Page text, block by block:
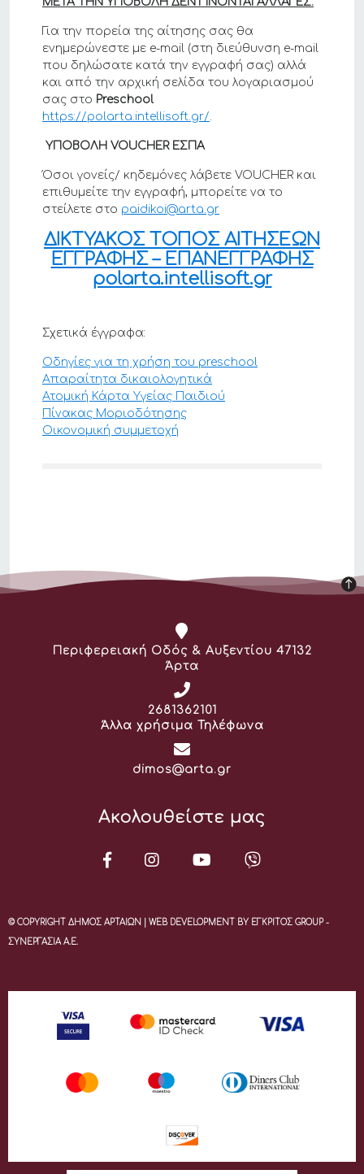
Για την πορεία της αίτησης σας θα
ενημερώνεστε με e-mail (στη διεύθυνση e-mail
που δηλώσατε κατά την εγγραφή σας) αλλά
και από την αρχική σελίδα του λογαριασμού
σας στο Preschool
https://polarta.intellisoft.gr/.
ΥΠΟΒΟΛΗ VOUCHERΕΣΠΑ
Όσοι γονείς/ κηδεμόνες λάβετε VOUCHER και
επιθυμείτε την εγγραφή, μπορείτε να το
στείλετε στο paidikoi@arta.gr
ΔΙΚΤΥΑΚΟΣ ΤΟΠΟΣ ΑΙΤΗΣΕΩΝ
ΕΓΓΡΑΦΗΣ – ΕΠΑΝΕΓΓΡΑΦΗΣ
polarta.intellisoft.gr
Σχετικά έγγραφα:
Οδηγίες για τη χρήση του preschool
Απαραίτητα δικαιολογητικά
Ατομική Κάρτα Υγείας Παιδιού
Πίνακας Μοριοδότησης
Οικονομική συμμετοχή
Διεύθυνση:
Περιφερειακή Οδός & Αυξεντίου 47132
Άρτα
Τηλέφωνο:
2681362101
Άλλα χρήσιμα Τηλέφωνα
Email:
dimos@arta.gr
Ακολουθείστε μας
© COPYRIGHT ΔΗΜΟΣ ΑΡΤΑΙΩΝ | WEB DEVELOPMENT BY ΕΓΚΡΙΤΟΣ GROUP -
ΣΥΝΕΡΓΑΣΙΑ Α.Ε.